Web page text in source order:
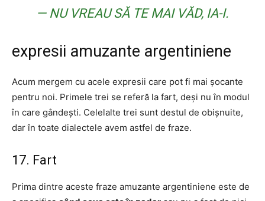
— NU VREAU SĂ TE MAI VĂD, IA-I.
expresii amuzante argentiniene
Acum mergem cu acele expresii care pot fi mai șocante
pentru noi. Primele trei se referă la fart, deși nu în modul
în care gândești. Celelalte trei sunt destul de obișnuite,
dar în toate dialectele avem astfel de fraze.
17. Fart
Prima dintre aceste fraze amuzante argentiniene este de